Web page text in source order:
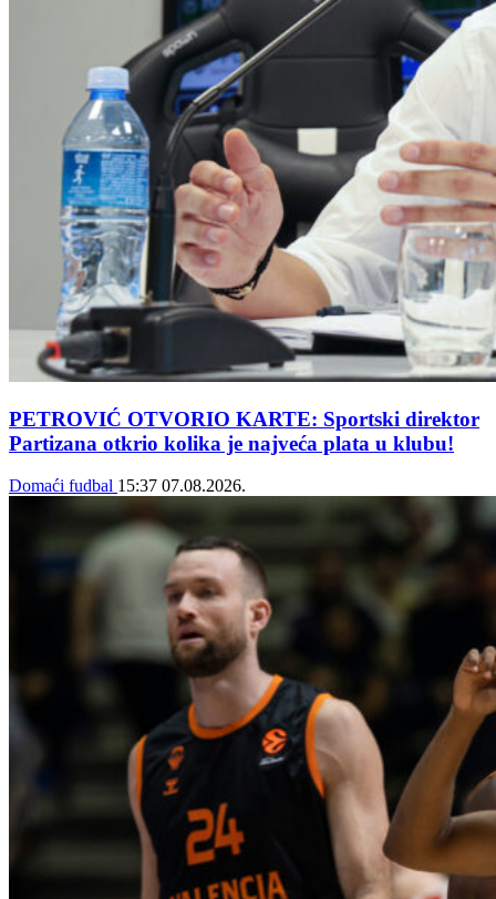
PETROVIĆ OTVORIO KARTE: Sportski direktor
Partizana otkrio kolika je najveća plata u klubu!
Domaći fudbal 15:37 07.08.2026.